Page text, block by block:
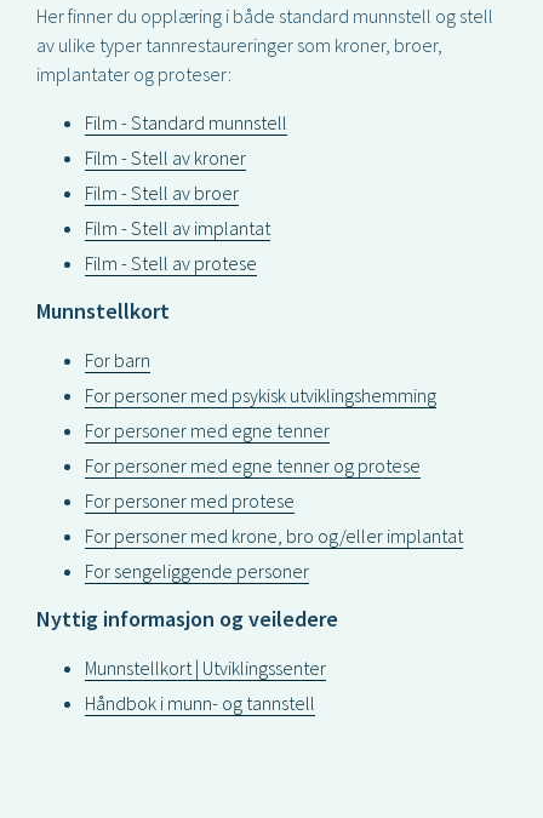
Her finner du opplæring i både standard munnstell og stell
av ulike typer tannrestaureringer som kroner, broer,
implantater og proteser:
Film - Standard munnstell
Film - Stell av kroner
Film - Stell av broer
Film - Stell av implantat
Film - Stell av protese
Munnstellkort
For barn
For personer med psykisk utviklingshemming
For personer med egne tenner
For personer med egne tenner og protese
For personer med protese
For personer med krone, bro og/eller implantat
For sengeliggende personer
Nyttig informasjon og veiledere
Munnstellkort | Utviklingssenter
Håndbok i munn- og tannstell